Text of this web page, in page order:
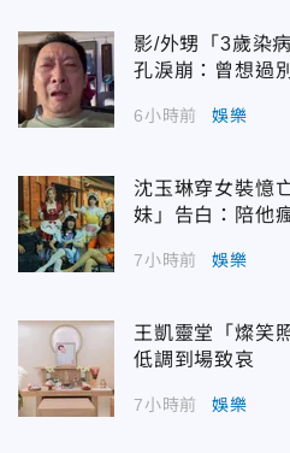
影/外甥「3歲染
孔淚崩：曾想過
6小時前 娛樂
沈玉琳穿女裝憶
妹」告白：陪他
7小時前 娛樂
王凱靈堂「燦笑
低調到場致哀
7小時前 娛樂